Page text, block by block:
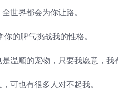
世界都会为你让路。
的脾气挑战我的性格。
温顺的宠物，只要我愿意，我
可也有很多人对不起我。